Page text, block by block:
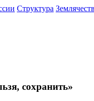
Структура
сохранить»